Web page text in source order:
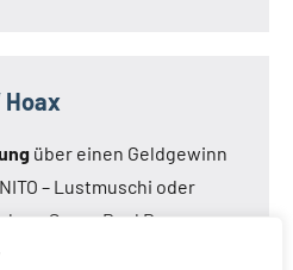
Hoax
über einen Geldgewinn
– Lustmuschi oder
Super Real Dong –
noch einfällt –